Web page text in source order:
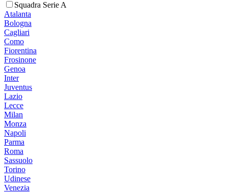
Squadra Serie A
Atalanta
Bologna
Cagliari
Como
Fiorentina
Frosinone
Genoa
Inter
Juventus
Lazio
Lecce
Milan
Monza
Napoli
Parma
Roma
Sassuolo
Torino
Udinese
Venezia